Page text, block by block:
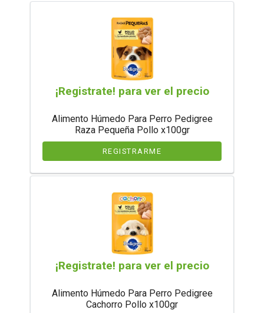
¡Registrate! para ver el precio
Alimento Húmedo Para Perro Pedigree
Raza Pequeña Pollo x100gr
REGISTRARME
¡Registrate! para ver el precio
Alimento Húmedo Para Perro Pedigree
Cachorro Pollo x100gr